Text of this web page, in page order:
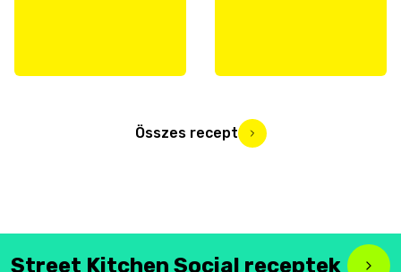
Összes recept
Street Kitchen Social receptek